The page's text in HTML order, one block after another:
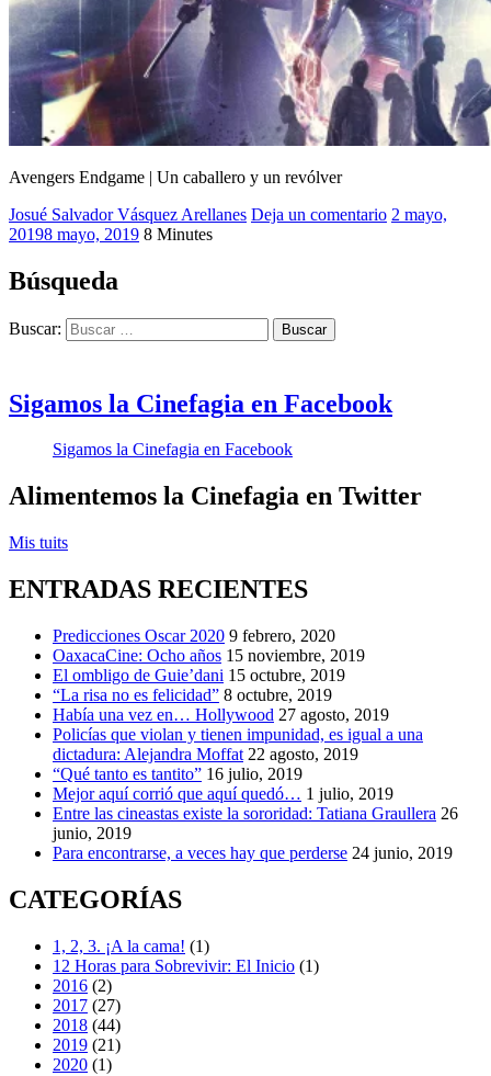
Avengers Endgame | Un caballero y un revólver
Josué Salvador Vásquez Arellanes 2019 ,
caballero
revólver
Deja un comentario 2 mayo,
20198 mayo, 2019 8 Minutes
Búsqueda
Buscar:
Sigamos la Cinefagia en Facebook
Sigamos la Cinefagia en Facebook
Alimentemos la Cinefagia en Twitter
Mis tuits
ENTRADAS RECIENTES
Predicciones Oscar 2020 9 febrero, 2020
OaxacaCine: Ocho años 15 noviembre, 2019
El ombligo de Guie’dani 15 octubre, 2019
“La risa no es felicidad” 8 octubre, 2019
Había una vez en… Hollywood 27 agosto, 2019
Policías que violan y tienen impunidad, es igual a una
dictadura: Alejandra Moffat 22 agosto, 2019
“Qué tanto es tantito” 16 julio, 2019
Mejor aquí corrió que aquí quedó… 1 julio, 2019
Entre las cineastas existe la sororidad: Tatiana Graullera 26
junio, 2019
Para encontrarse, a veces hay que perderse 24 junio, 2019
CATEGORÍAS
1, 2, 3. ¡A la cama! (1)
12 Horas para Sobrevivir: El Inicio (1)
2016 (2)
2017 (27)
2018 (44)
2019 (21)
2020 (1)